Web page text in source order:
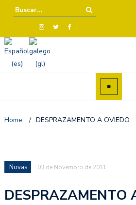
Home / DESPRAZAMENTO A OVIEDO
Novas 03 de Novembro de 2011
DESPRAZAMENTO